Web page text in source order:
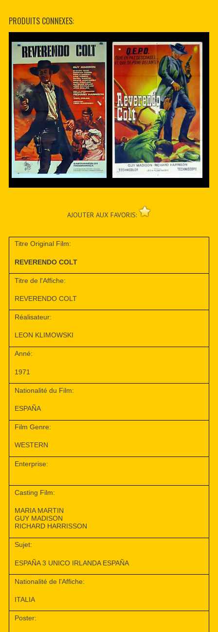
PRODUITS CONNEXES:
AJOUTER AUX FAVORIS:
Titre Original Film:
REVERENDO COLT
Titre de l'Affiche:
REVERENDO COLT
Réalisateur:
LEON KLIMOWSKI
Anné:
1971
Nationalité du Film:
ESPAÑA
Film Genre:
WESTERN
Enterprise:
Casting Film:
MARIA MARTIN
GUY MADISON
RICHARD HARRISSON
Sujet:
ESPAÑA 3 UNICO IRLANDA ESPAÑA
Nationalité de l'Affiche:
ITALIA
Poster: